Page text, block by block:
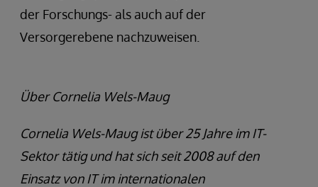
der Forschungs- als auch auf der
Versorgerebene nachzuweisen.
Über Cornelia Wels-Maug
Cornelia Wels-Maug ist über 25 Jahre im IT-
Sektor tätig und hat sich seit 2008 auf den
Einsatz von IT im internationalen